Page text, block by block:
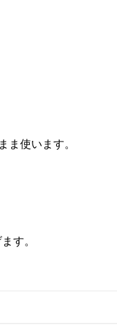
ま使います。
す。